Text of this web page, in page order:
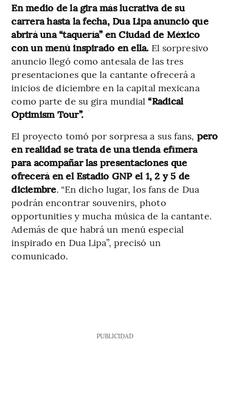
En medio de la gira más lucrativa de su
carrera hasta la fecha, Dua Lipa anunció que
abrirá una “taquería” en Ciudad de México
con un menú inspirado en ella. El sorpresivo
anuncio llegó como antesala de las tres
presentaciones que la cantante ofrecerá a
inicios de diciembre en la capital mexicana
como parte de su gira mundial“Radical
Optimism Tour”.
El proyecto tomó por sorpresa a sus fans, pero
en realidad se trata de una tienda efímera
para acompañar las presentaciones que
ofrecerá en el Estadio GNP el 1, 2 y 5 de
diciembre. “En dicho lugar, los fans de Dua
podrán encontrar souvenirs, photo
opportunities y mucha música de la cantante.
Además de que habrá un menú especial
inspirado en Dua Lipa”, precisó un
comunicado.
PUBLICIDAD